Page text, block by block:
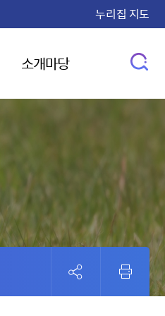
누리집 지도
소개마당